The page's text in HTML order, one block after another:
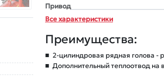
Привод
Все характеристики
Преимущества:
■ 2-цилиндровая рядная голова
■ Дополнительный теплоотвод на